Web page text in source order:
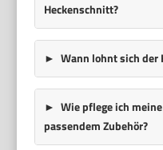
Heckenschnitt?
Wann lohnt sich der
Wie pflege ich
passendem Zubehör?